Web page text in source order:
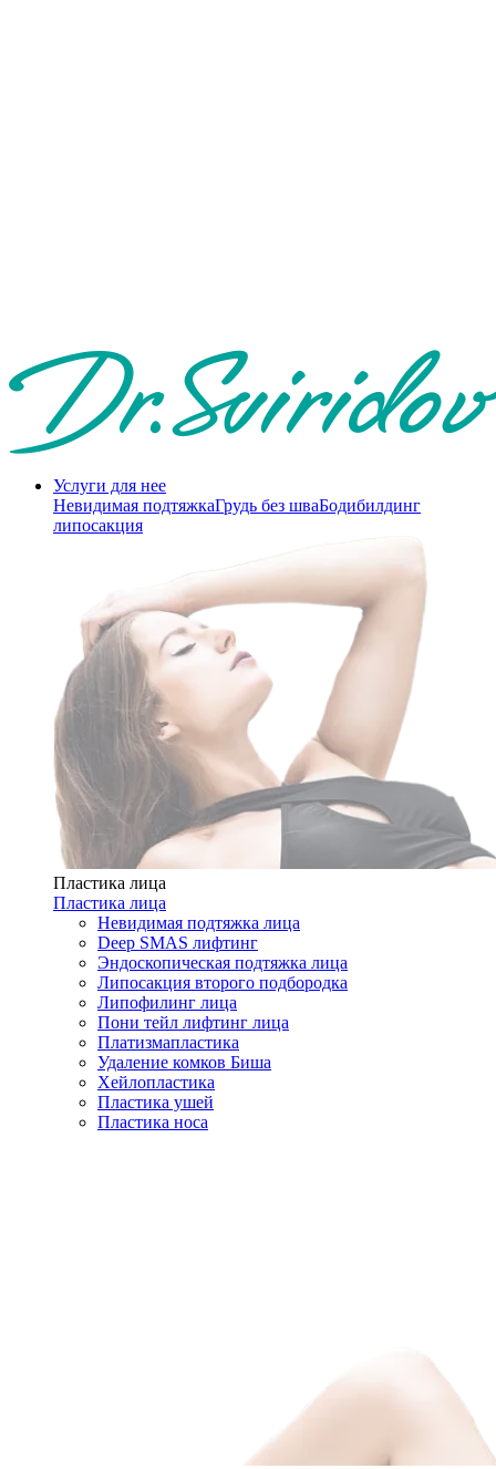
Услуги для нее
Невидимая подтяжкаГрудь без шваБодибилдинг
липосакция
Пластика лица
Пластика лица
Невидимая подтяжка лица
Deep SMAS лифтинг
Эндоскопическая подтяжка лица
Липосакция второго подбородка
Липофилинг лица
Пони тейл лифтинг лица
Платизмапластика
Удаление комков Биша
Хейлопластика
Пластика ушей
Пластика носа